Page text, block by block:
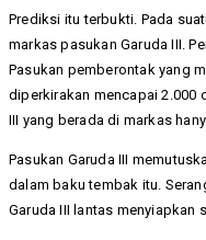
Prediksi itu terbukti. Pada
markas pasukan Garuda III.
Pasukan pemberontak yang
diperkirakan mencapai 2.000
III yang berada di markas
Pasukan Garuda III
dalam baku tembak itu.
Garuda III lantas menyiapkan